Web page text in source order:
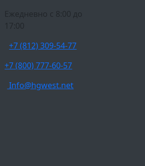
Ежедневно c 8:00 до
17:00
+7 (812) 309-54-77
+7 (800) 777-60-57
Info@hgwest.net